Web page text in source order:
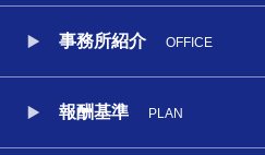
事務所紹介 OFFICE
報酬基準 PLAN